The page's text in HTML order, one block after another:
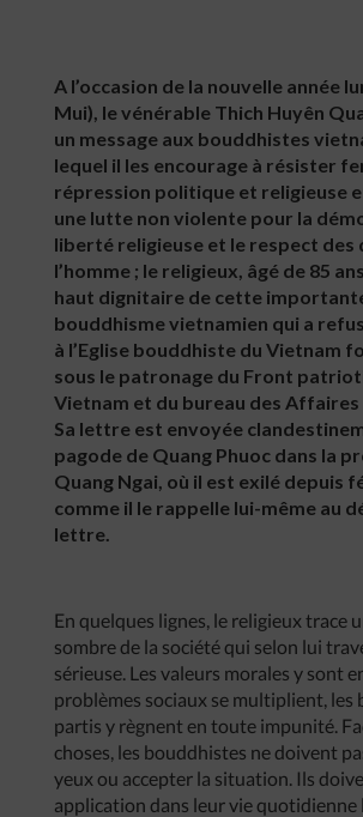
A l’occasion de la nouvelle année
Mui), le vénérable Thich Huyên
un message aux bouddhistes
lequel il les encourage à résister
répression politique et religieuse
une lutte non violente pour la
liberté religieuse et le respect des
l’homme ; le religieux, âgé de 85
haut dignitaire de cette
bouddhisme vietnamien qui a
à l’Eglise bouddhiste du Vietnam
sous le patronage du Front
Vietnam et du bureau des Affaires
Sa lettre est envoyée
pagode de Quang Phuoc dans la
Quang Ngai, où il est exilé depuis
comme il le rappelle lui-même au
lettre.
En quelques lignes, le religieux trace
sombre de la société qui selon lui
sérieuse. Les valeurs morales y sont
problèmes sociaux se multiplient, les
partis y règnent en toute impunité.
choses, les bouddhistes ne doivent
yeux ou accepter la situation. Ils
application dans leur vie quotidienne